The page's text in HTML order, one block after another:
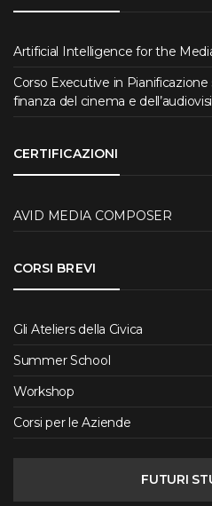
Artificial Intelligence for the
Corso Executive in
finanza del cinema e
CERTIFICAZIONI
AVID MEDIA COMPOSER
CORSI BREVI
Gli Ateliers della Civica
Summer School
Workshop
Corsi per le Aziende
FUTURI